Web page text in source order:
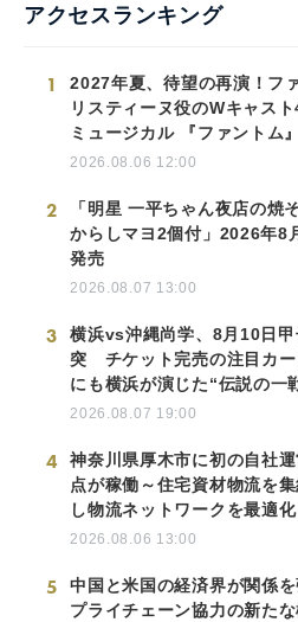
アクセスランキング
1
2027年夏、待望の再演！フ
リスティーヌ役のWキャスト
ミュージカル 『ファントム』
2026.08.06 12:00
2
「明星 一平ちゃん夜店の焼
からしマヨ2個付」2026年8
発売
2026.08.07 13:00
3
横浜vs沖縄尚学、8月10日甲
突 チケット完売の注目カ
にも横浜が演じた“伝説の一
2026.08.07 19:00
4
神奈川県厚木市に初の自社
点が稼働～住宅資材物流を
し物流ネットワークを最適化
2026.08.06 13:00
5
中国と米国の経済界が関係
プライチェーン協力の新た